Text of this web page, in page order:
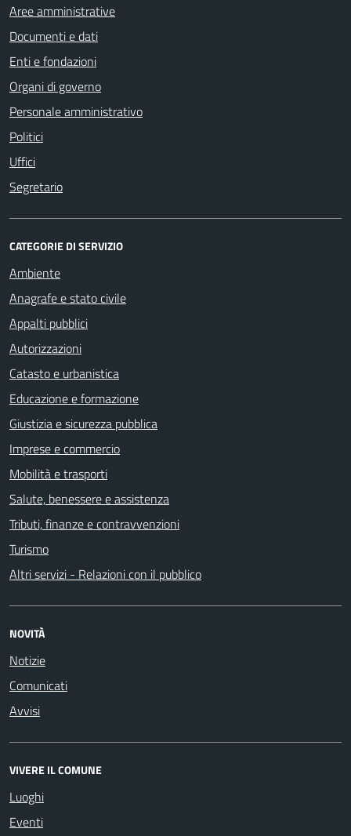
Aree amministrative
Documenti e dati
Enti e fondazioni
Organi di governo
Personale amministrativo
Politici
Uffici
Segretario
CATEGORIE DI SERVIZIO
Ambiente
Anagrafe e stato civile
Appalti pubblici
Autorizzazioni
Catasto e urbanistica
Educazione e formazione
Giustizia e sicurezza pubblica
Imprese e commercio
Mobilità e trasporti
Salute, benessere e assistenza
Tributi, finanze e contravvenzioni
Turismo
Altri servizi - Relazioni con il pubblico
NOVITÀ
Notizie
Comunicati
Avvisi
VIVERE IL COMUNE
Luoghi
Eventi